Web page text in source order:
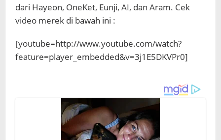
dari Hayeon, OneKet, Eunji, AI, dan Aram. Cek
video merek di bawah ini :
[youtube=http://www.youtube.com/watch?
feature=player_embedded&v=3j1E5DKVPr0]